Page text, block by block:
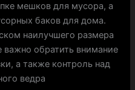
мешков для мусора, а
баков для дома.
наилучшего размера
обратить внимание
а также контроль над
ведра